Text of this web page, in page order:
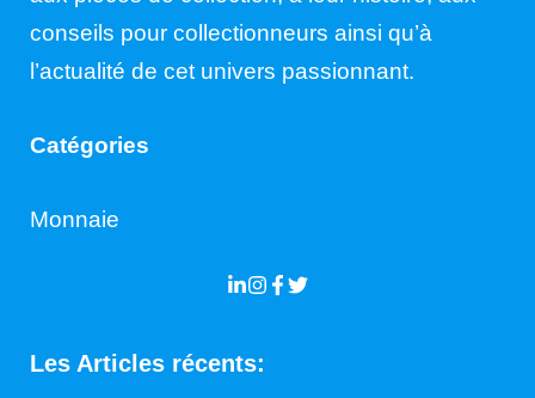
conseils pour collectionneurs ainsi qu’à
l’actualité de cet univers passionnant.
Catégories
Monnaie
Les Articles récents: